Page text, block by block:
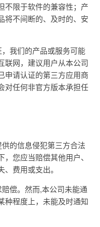
不限于软件的兼容性；产
将不间断的、及时的、安
我们的产品或服务可能
联网，建议用户从本公司
申请认证的第三方应用商
对任何非官方版本承担任
的信息侵犯第三方合法
您应当赔偿其他用户、
费用或支出。
偿。然而,本公司未能通
种程度上，未能及时通知